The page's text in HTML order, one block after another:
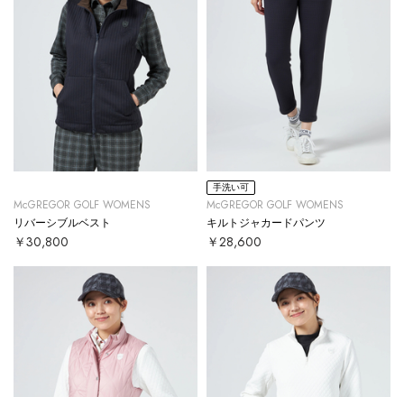
McGREGOR GOLF WOMENS
リバーシブルベスト
￥30,800
手洗い可
McGREGOR GOLF WOMENS
キルトジャカードパンツ
￥28,600